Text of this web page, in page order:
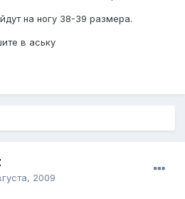
на ногу 38-39 размера.
в аську
2009